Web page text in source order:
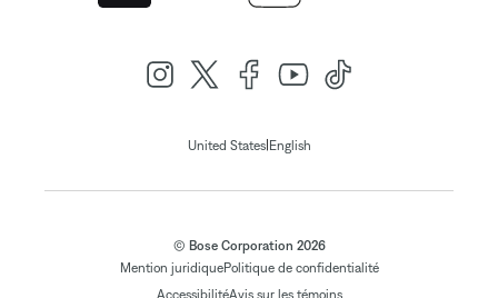
United States| English
© Bose Corporation 2026
Mention juridiquePolitique de confidentialité